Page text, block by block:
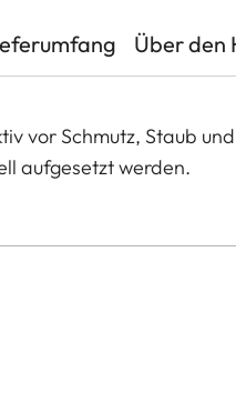
Über den
vor Schmutz, Staub
aufgesetzt werden.